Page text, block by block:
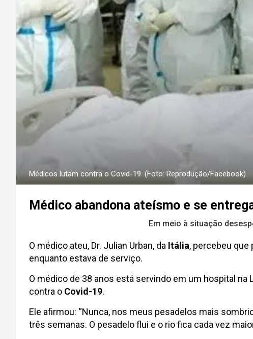
Médicos lutam contra o Covid-19. (Foto: Reprodução/Facebook)
Médico abandona ateísmo e se
Em meio à situação
O médico ateu, Dr. Julian Urban, da Itália, percebeu que
enquanto estava de serviço.
O médico de 38 anos está servindo em um hospital na
contra o Covid-19.
Ele afirmou: “Nunca, nos meus pesadelos mais
três semanas. O pesadelo flui e o rio fica cada vez